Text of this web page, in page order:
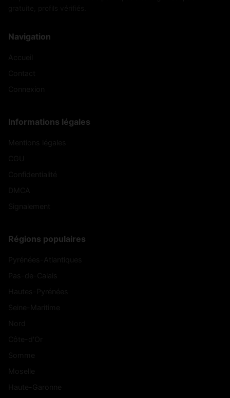
Navigation
Informations légales
Régions populaires